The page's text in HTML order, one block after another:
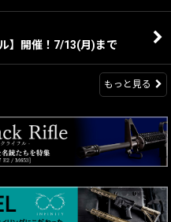
】開催！7/13(月)まで
もっと見る